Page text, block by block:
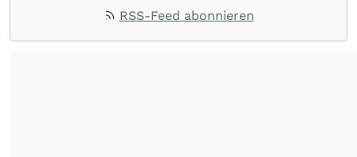
Berichterstattung von AKTIEN-GLOBAL reicht
RSS-Feed abonnieren